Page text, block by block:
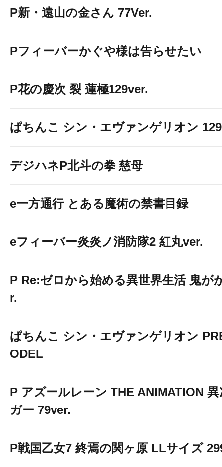
P新・遠山の金さん 77Ver.
Pフィーバーかぐや様は告らせたい
P花の慶次 裂 蓮極129ver.
ぱちんこ シン・エヴァンゲリオン
デジハネP北斗の拳 慈母
e一方通行 とある魔術の禁書目録
eフィーバー炎炎ノ消防隊2 紅丸ver.
P Re:ゼロから始める異世界生活 鬼が
r.
ぱちんこ シン・エヴァンゲリオン
ODEL
P アズールレーン THE ANIMATION
ガー 79ver.
P戦国乙女7 終焉の関ヶ原 LLサイズ